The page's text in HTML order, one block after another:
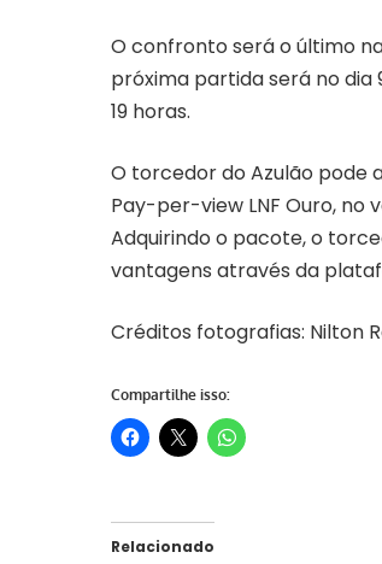
O confronto será o último
próxima partida será no dia
19 horas.
O torcedor do Azulão pode
Pay-per-view LNF Ouro, no
Adquirindo o pacote, o
vantagens através da
Créditos fotografias: Nilton
Compartilhe isso:
Relacionado